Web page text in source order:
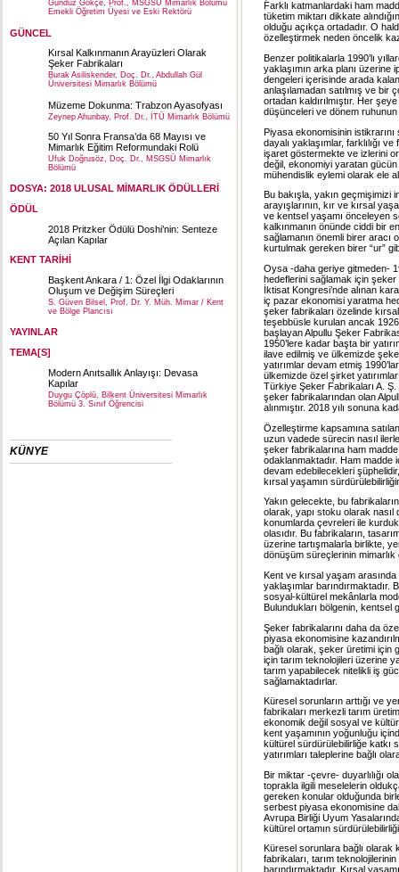
Gündüz Gökçe, Prof., MSGSÜ Mimarlık Bölümü
Emekli Öğretim Üyesi ve Eski Rektörü
GÜNCEL
Kırsal Kalkınmanın Arayüzleri Olarak
Şeker Fabrikaları
Burak Asiliskender, Doç. Dr., Abdullah Gül
Üniversitesi Mimarlık Bölümü
Müzeme Dokunma: Trabzon Ayasofyası
Zeynep Ahunbay, Prof. Dr., İTÜ Mimarlık Bölümü
50 Yıl Sonra Fransa’da 68 Mayısı ve
Mimarlık Eğitim Reformundaki Rolü
Ufuk Doğrusöz, Doç. Dr., MSGSÜ Mimarlık
Bölümü
DOSYA: 2018 ULUSAL MİMARLIK ÖDÜLLERİ
ÖDÜL
2018 Pritzker Ödülü Doshi’nin: Senteze
Açılan Kapılar
KENT TARİHİ
Başkent Ankara / 1: Özel İlgi Odaklarının
Oluşum ve Değişim Süreçleri
S. Güven Bilsel, Prof. Dr. Y. Müh. Mimar / Kent
ve Bölge Plancısı
YAYINLAR
TEMA[S]
Modern Anıtsallık Anlayışı: Devasa
Kapılar
Duygu Çöplü, Bilkent Üniversitesi Mimarlık
Bölümü 3. Sınıf Öğrencisi
KÜNYE
Farklı katmanlardaki ham
tüketim miktarı dikkate
olduğu açıkça ortadadır. O
özelleştirmek neden öncelik
Benzer politikalarla 1990’lı
yaklaşımın arka planı üzerine
dengeleri içerisinde arada
anlaşılamadan satılmış ve bir
ortadan kaldırılmıştır. Her
düşünceleri ve dönem
Piyasa ekonomisinin
dayalı yaklaşımlar, farklılığı
işaret göstermekte ve izlerini
değil, ekonomiyi yaratan
mühendislik eylemi olarak ele
Bu bakışla, yakın geçmişimizi
arayışlarının, kır ve kırsal
ve kentsel yaşamı önceleyen
kalkınmanın önünde ciddi bir
sağlamanın önemli birer aracı
kurtulmak gereken birer “ur”
Oysa -daha geriye gitmeden-
hedeflerini sağlamak için şeker
İktisat Kongresi’nde alınan
iç pazar ekonomisi yaratma
şeker fabrikaları özelinde
teşebbüsle kurulan ancak 1926
başlayan Alpullu Şeker
1950’lere kadar başta bir
ilave edilmiş ve ülkemizde
yatırımlar devam etmiş
ülkemizde özel şirket
Türkiye Şeker Fabrikaları A.
şeker fabrikalarından olan
alınmıştır. 2018 yılı sonuna
Özelleştirme kapsamına
uzun vadede sürecin nasıl
şeker fabrikalarına ham
odaklanmaktadır. Ham madde
devam edebilecekleri
kırsal yaşamın
Yakın gelecekte, bu
olarak, yapı stoku olarak nasıl
konumlarda çevreleri ile
olasıdır. Bu fabrikaların,
üzerine tartışmalarla birlikte,
dönüşüm süreçlerinin
Kent ve kırsal yaşam
yaklaşımlar barındırmaktadır.
sosyal-kültürel mekânlarla
Bulundukları bölgenin, kentsel
Şeker fabrikalarını daha da
piyasa ekonomisine
bağlı olarak, şeker üretimi için
için tarım teknolojileri üzerine
tarım yapabilecek nitelikli iş
sağlamaktadırlar.
Küresel sorunların arttığı ve
fabrikaları merkezli tarım
ekonomik değil sosyal ve
kent yaşamının yoğunluğu
kültürel sürdürülebilirliğe katkı
yatırımları taleplerine bağlı
Bir miktar -çevre- duyarlılığı
toprakla ilgili meselelerin
gereken konular olduğunda
serbest piyasa ekonomisine
Avrupa Birliği Uyum
kültürel ortamın
Küresel sorunlara bağlı olarak
fabrikaları, tarım
barındırmaktadır. Kırsal